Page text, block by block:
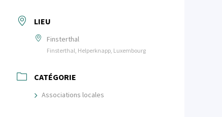
LIEU
Finsterthal
Finsterthal, Helperknapp, Luxembourg
CATÉGORIE
Associations locales